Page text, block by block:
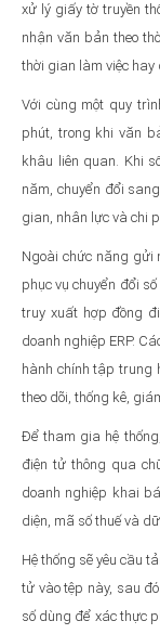
xử lý giấy tờ truyền
nhận văn bản theo
thời gian làm việc hay
Với cùng một quy
phút, trong khi văn
khâu liên quan. Khi
năm, chuyển đổi
gian, nhân lực và chi
Ngoài chức năng gửi
phục vụ chuyển đổi
truy xuất hợp đồng
doanh nghiệp ERP.
hành chính tập trung
theo dõi, thống kê,
Để tham gia hệ
điện tử thông qua
doanh nghiệp khai
diện, mã số thuế và
Hệ thống sẽ yêu cầu
tử vào tệp này, sau
số dùng để xác thực